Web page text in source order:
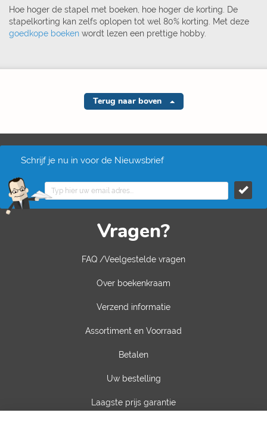
Hoe hoger de stapel met boeken, hoe hoger de korting. De
stapelkorting kan zelfs oplopen tot wel 80% korting. Met deze
goedkope boeken wordt lezen een prettige hobby.
Terug naar boven
Schrijf je nu in voor de Nieuwsbrief
Vragen?
FAQ /Veelgestelde vragen
Over boekenkraam
Verzend informatie
Assortiment en Voorraad
Betalen
Uw bestelling
Laagste prijs garantie